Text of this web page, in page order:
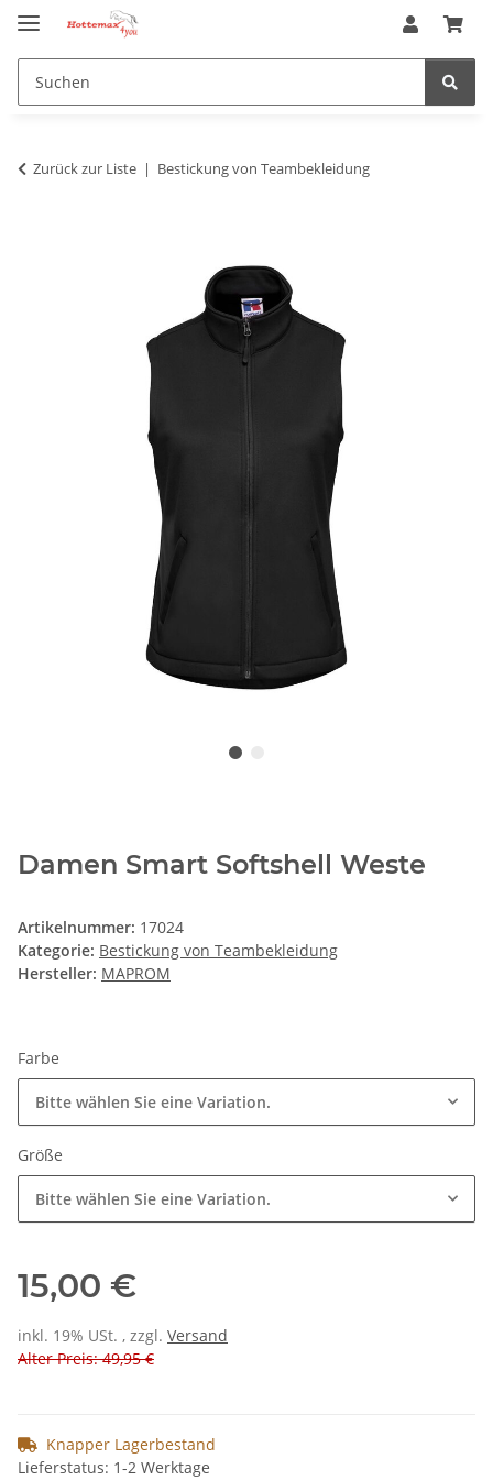
Zurück zur Liste Bestickung von Teambekleidung
Damen Smart Softshell Weste
Artikelnummer: 17024
Kategorie: Bestickung von Teambekleidung
Hersteller: MAPROM
Farbe
Bitte wählen Sie eine Variation.
Größe
Bitte wählen Sie eine Variation.
15,00 €
inkl. 19% USt. , zzgl. Versand
Alter Preis: 49,95 €
Knapper Lagerbestand
Lieferstatus: 1-2 Werktage